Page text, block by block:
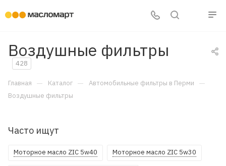
Воздушные фильтры
428
Главная — Каталог — Автомобильные фильтры в Перми —
Воздушные фильтры
Часто ищут
Моторное масло ZIC 5w40 Моторное масло ZIC 5w30